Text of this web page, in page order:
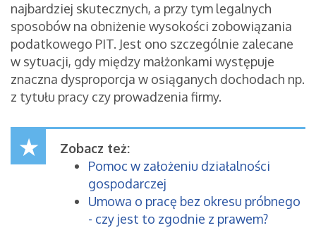
najbardziej skutecznych, a przy tym legalnych
sposobów na obniżenie wysokości zobowiązania
podatkowego PIT. Jest ono szczególnie zalecane
w sytuacji, gdy między małżonkami występuje
znaczna dysproporcja w osiąganych dochodach np.
z tytułu pracy czy prowadzenia firmy.
Zobacz też:
Pomoc w założeniu działalności
gospodarczej
Umowa o pracę bez okresu próbnego
- czy jest to zgodnie z prawem?